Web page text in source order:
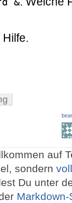
auf
sondern
Du unter
Markdown-